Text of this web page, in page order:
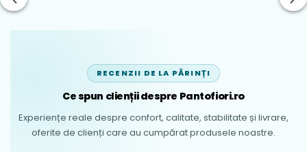
RECENZII DE LA PĂRINȚI
Ce spun clienții despre Pantofiori.ro
Experiențe reale despre confort, calitate, stabilitate și livrare,
oferite de clienți care au cumpărat produsele noastre.